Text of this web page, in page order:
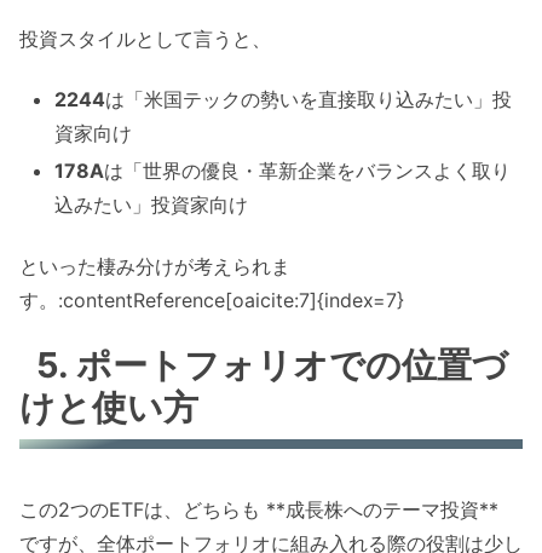
投資スタイルとして言うと、
2244は「米国テックの勢いを直接取り込みたい」投
資家向け
178Aは「世界の優良・革新企業をバランスよく取り
込みたい」投資家向け
といった棲み分けが考えられま
す。:contentReference[oaicite:7]{index=7}
5. ポートフォリオでの位置づ
けと使い方
この2つのETFは、どちらも **成長株へのテーマ投資**
ですが、全体ポートフォリオに組み入れる際の役割は少し